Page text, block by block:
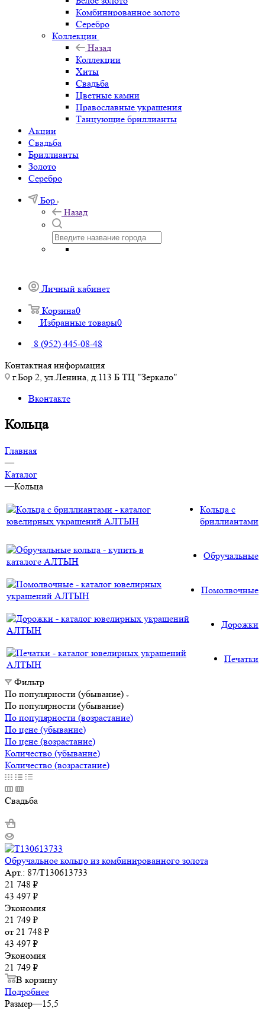
Комбинированное золото
Серебро
Коллекции
Назад
Коллекции
Хиты
Свадьба
Цветные камни
Православные украшения
Танцующие бриллианты
Акции
Свадьба
Бриллианты
Золото
Серебро
Бор
Назад
Личный кабинет
Корзина0
Избранные товары0
8 (952) 445-08-48
Контактная информация
г.Бор 2, ул.Ленина, д.113 Б ТЦ "Зеркало"
Вконтакте
Кольца
Главная
—
Каталог
—Кольца
Кольца с
бриллиантами
Обручальные
Помолвочные
Дорожки
Печатки
Фильтр
По популярности (убывание)
По популярности (убывание)
По популярности (возрастание)
По цене (убывание)
По цене (возрастание)
Количество (убывание)
Количество (возрастание)
Свадьба
Обручальное кольцо из комбинированного золота
Арт.: 87/Т130613733
21 748 ₽
43 497 ₽
Экономия
21 749 ₽
от 21 748 ₽
43 497 ₽
Экономия
21 749 ₽
В корзину
Подробнее
Размер—15,5